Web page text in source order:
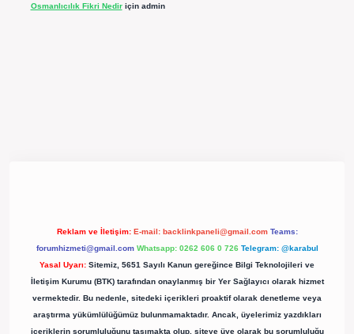
Osmanlıcılık Fikri Nediriçin admin
Reklam ve İletişim: E-mail: backlinkpaneli@gmail.com Teams:
forumhizmeti@gmail.com Whatsapp: 0262 606 0 726 Telegram: @karabul
Yasal Uyarı: Sitemiz, 5651 Sayılı Kanun gereğince Bilgi Teknolojileri ve
İletişim Kurumu (BTK) tarafından onaylanmış bir Yer Sağlayıcı olarak hizmet
vermektedir. Bu nedenle, sitedeki içerikleri proaktif olarak denetleme veya
araştırma yükümlülüğümüz bulunmamaktadır. Ancak, üyelerimiz yazdıkları
içeriklerin sorumluluğunu taşımakta olup, siteye üye olarak bu sorumluluğu